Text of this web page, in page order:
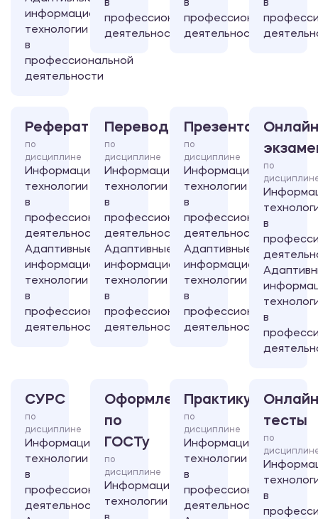
информационные
технологии
в
профессиональной
деятельности
в
профессиональной
деятельности
в
профессиональной
деятельности
в
Реферат
по
дисциплине
Информационные
технологии
в
профессиональной
деятельности/
Адаптивные
информационные
технологии
в
профессиональной
деятельности
Перевод
по
дисциплине
Информационные
технологии
в
профессиональной
деятельности/
Адаптивные
информационные
технологии
в
профессиональной
деятельности
Презентация
по
дисциплине
Информационные
технологии
в
профессиональной
деятельности/
Адаптивные
информационные
технологии
в
профессиональной
деятельности
по
в
в
СУРС
по
дисциплине
Информационные
технологии
в
профессиональной
деятельности/
Оформление
по
ГОСТу
по
дисциплине
Информационные
технологии
Практикум
по
дисциплине
Информационные
технологии
в
профессиональной
деятельности/
тесты
по
в